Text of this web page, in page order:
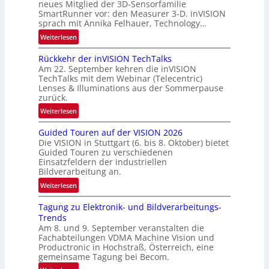
n
d
e
neues Mitglied der 3D-Sensorfamilie
SmartRunner vor: den Measurer 3-D. inVISION
sprach mit Annika Felhauer, Technology…
Weiterlesen:
U
n
b
e
g
r
e
z
t
e
M
ö
g
l
c
h
k
e
Rückkehr der inVISION TechTalks
Am 22. September kehren die inVISION
TechTalks mit dem Webinar (Telecentric)
Lenses & Illuminations aus der Sommerpause
zurück.
Weiterlesen:
R
ü
c
k
k
e
h
d
e
r
i
n
Guided Touren auf der VISION 2026
Die VISION in Stuttgart (6. bis 8. Oktober) bietet
Guided Touren zu verschiedenen
Einsatzfeldern der industriellen
Bildverarbeitung an.
Weiterlesen:
G
u
d
e
d
T
Tagung zu Elektronik- und Bildverarbeitungs-
Trends
Am 8. und 9. September veranstalten die
Fachabteilungen VDMA Machine Vision und
Productronic in Hochstraß, Österreich, eine
gemeinsame Tagung bei Becom.